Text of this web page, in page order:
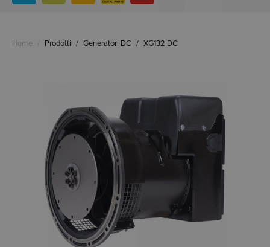
Home Prodotti / Generatori DC / XG132 DC